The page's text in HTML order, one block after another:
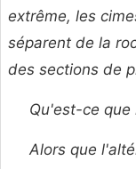
extrême, les
séparent de la
des sections de
Qu'est-ce que
Alors que